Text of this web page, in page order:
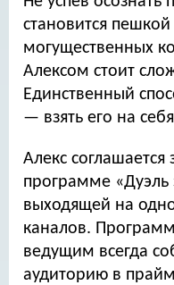
становится
могущественных
Алексом стоит
Единственный
— взять его на
Алекс соглашается
программе «Дуэль
выходящей на
каналов.
ведущим всегда
аудиторию в